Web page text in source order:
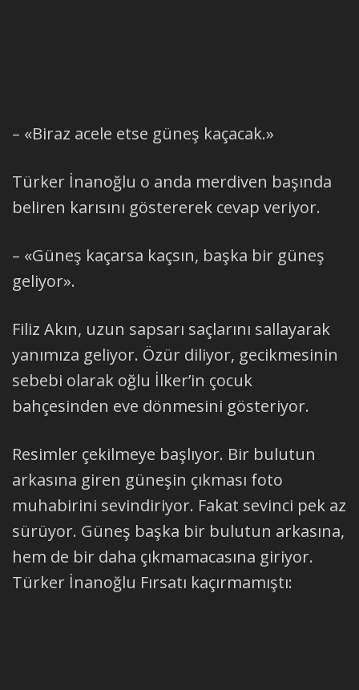
– «Biraz acele etse güneş kaçacak.»
Türker İnanoğlu o anda merdiven başında
beliren karısını göstererek cevap veriyor.
– «Güneş kaçarsa kaçsın, başka bir güneş
geliyor».
Filiz Akın, uzun sapsarı saçlarını sallayarak
yanımıza geliyor. Özür diliyor, gecikmesinin
sebebi olarak oğlu İlker’in çocuk
bahçesinden eve dönmesini gösteriyor.
Resimler çekilmeye başlıyor. Bir bulutun
arkasına giren güneşin çıkması foto
muhabirini sevindiriyor. Fakat sevinci pek az
sürüyor. Güneş başka bir bulutun arkasına,
hem de bir daha çıkmamacasına giriyor.
Türker İnanoğlu Fırsatı kaçırmamıştı: